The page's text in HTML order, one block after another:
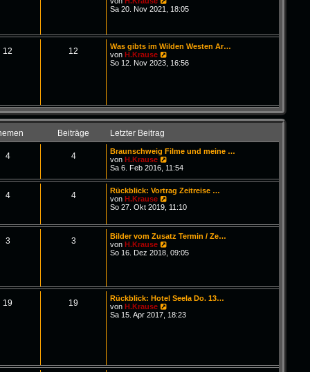
t
g
e
s
e
B
a
g
Sa 20. Nov 2021, 18:05
12 12
Was gibts im Wilden Westen Ar…
vonH.Krause
e
e
r
B
t
r
g
So 12. Nov 2023, 16:56
Beiträge Letzter Beitrag
4 4
Braunschweig Filme und meine …
vonH.Krause
e
e
s
e
B
e
i
t
r
Sa 6. Feb 2016, 11:54
4 4
Rückblick: Vortrag Zeitreise …
vonH.Krause
e
e
t
r
t
r
g
So 27. Okt 2019, 11:10
3 3
Bilder vom Zusatz Termin / Ze…
vonH.Krause
e
t
r
e
So 16. Dez 2018, 09:05
19 19
Rückblick: Hotel Seela Do. 13…
vonH.Krause
e
r
Sa 15. Apr 2017, 18:23